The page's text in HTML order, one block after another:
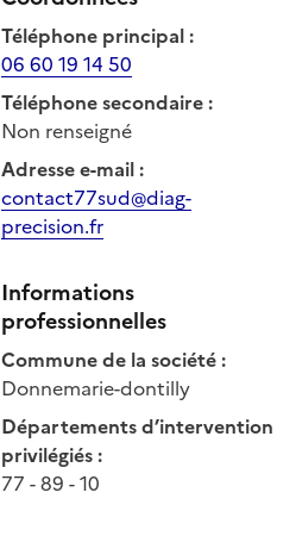
Téléphone principal:
06 60 19 14 50
Téléphone secondaire:
Non renseigné
Adresse e-mail:
contact77sud@diag-
precision.fr
Informations
professionnelles
Commune de la société:
Donnemarie-dontilly
Départements d’intervention
privilégiés:
77 - 89 - 10